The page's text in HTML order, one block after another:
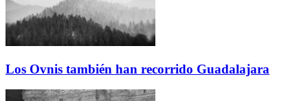
Los Ovnis también han recorrido Guadalajara